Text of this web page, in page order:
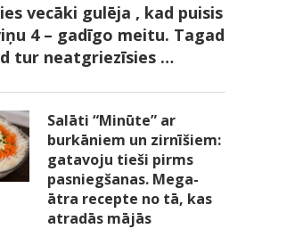
vecāki gulēja , kad puisis
4 – gadīgo meitu. Tagad
tur neatgriezīsies …
Salāti “Minūte” ar
burkāniem un zirnīšiem:
gatavoju tieši pirms
pasniegšanas. Mega-
ātra recepte no tā, kas
atradās mājās